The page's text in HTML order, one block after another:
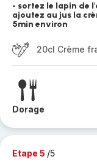
- sortez le lapin de
ajoutez au jus la
5min environ
20cl Crème
Dorage
Etape 5 /5